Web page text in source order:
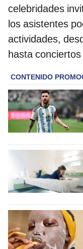
celebridades
los asistentes
actividades,
hasta conciertos